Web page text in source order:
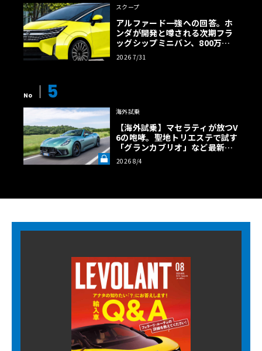
スクープ
アルファード一強への回答。ホ
ンダが開発と噂される次期フラ
ッグシップミニバン、800万円
超の勝算【予想CG】
2026 7/31
No 5
海外試乗
【海外試乗】マセラティが放つV
6の咆哮。聖地トリエステで試す
「グランカブリオ」など最新ト
ロフェオ3台の官能評価《LE VO
LANT LAB》
2026 8/4